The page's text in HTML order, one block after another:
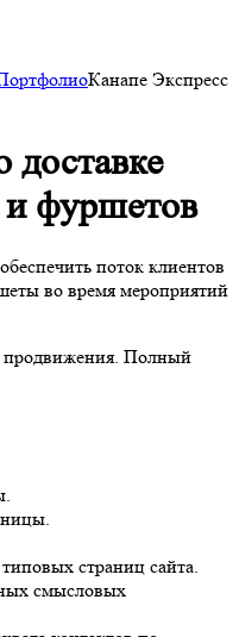
Канапе Экспресс
доставке
и фуршетов
поток клиентов
во время мероприятий
продвижения. Полный
страниц сайта.
смысловых